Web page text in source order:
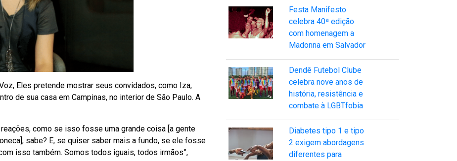
Eles pretende mostrar seus convidados, como Iza,
de sua casa em Campinas, no interior de São Paulo. A
como se isso fosse uma grande coisa [a gente
sabe? E, se quiser saber mais a fundo, se ele fosse
isso também. Somos todos iguais, todos irmãos”,
Festa Manifesto
celebra 40ª edição
com homenagem a
Madonna em Salvador
Dendê Futebol Clube
celebra nove anos de
história, resistência e
combate à LGBTfobia
Diabetes tipo 1 e tipo
2 exigem abordagens
diferentes para